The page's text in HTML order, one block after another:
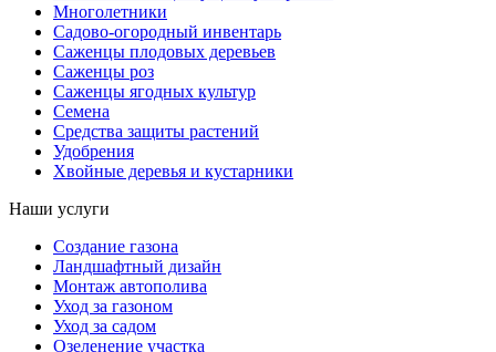
Многолетники
Садово-огородный инвентарь
Саженцы плодовых деревьев
Саженцы роз
Саженцы ягодных культур
Семена
Средства защиты растений
Удобрения
Хвойные деревья и кустарники
Наши услуги
Создание газона
Ландшафтный дизайн
Монтаж автополива
Уход за газоном
Уход за садом
Озеленение участка